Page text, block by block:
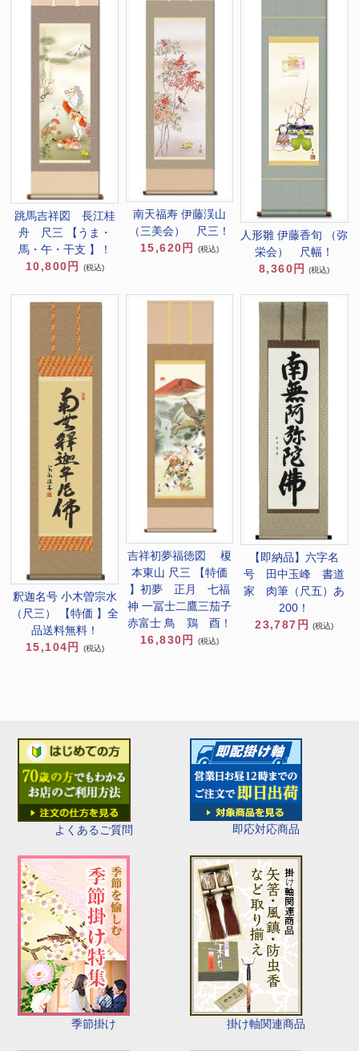
よくあるご質問 即応対応商品
季節掛け 掛け軸関連商品
跳馬吉祥図 長江桂
舟 尺三 【うま・
馬・午・干支 】！
10,800円
(税込)
南天福寿 伊藤渓山
（三美会） 尺三！
15,620円
(税込)
人形雛 伊藤香旬 （弥
栄会） 尺幅！
8,360円
(税込)
釈迦名号 小木曽宗水
（尺三） 【特価 】全
品送料無料！
15,104円
(税込)
吉祥初夢福徳図 榎
本東山 尺三 【特価
】初夢 正月 七福
神 一冨士二鷹三茄子
赤富士 鳥 鶏 酉！
16,830円
(税込)
【即納品】六字名
号 田中玉峰 書道
家 肉筆（尺五）あ
200！
23,787円
(税込)